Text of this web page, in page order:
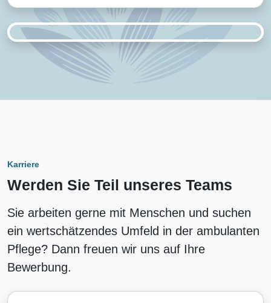
Karriere
Werden Sie Teil unseres Teams
Sie arbeiten gerne mit Menschen und suchen
ein wertschätzendes Umfeld in der ambulanten
Pflege? Dann freuen wir uns auf Ihre
Bewerbung.